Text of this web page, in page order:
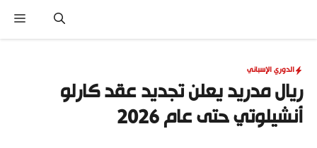
المحتوى
الدوري الإسباني
ريال مدريد يعلن تجديد عقد كارلو
أنشيلوتي حتى عام 2026